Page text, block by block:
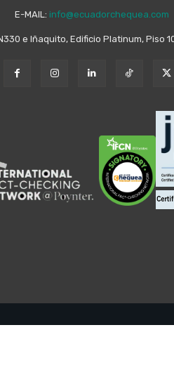
E-MAIL: info@ecuadorchequea.com
e Iñaquito, Edificio Platinum, Piso